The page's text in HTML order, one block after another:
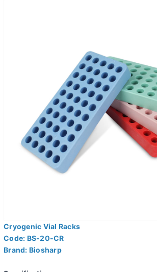
Cryogenic Vial Racks
Code: BS-20-CR
Brand: Biosharp